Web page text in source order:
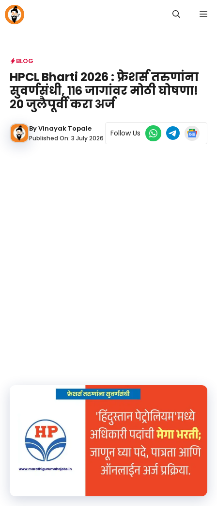
Skip
to
content
BLOG
HPCL Bharti 2026 : फ्रेशर्स तरुणांना
सुवर्णसंधी, ११६ जागांवर मोठी घोषणा!
२० जुलैपूर्वी करा अर्ज
ByVinayak Topale
Published On: 3 July 2026
Follow Us